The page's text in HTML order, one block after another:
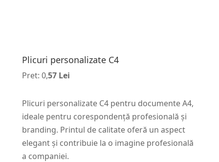
Plicuri personalizate C4
Pret: 0,57 Lei
Plicuri personalizate C4 pentru documente A4,
ideale pentru corespondență profesională și
branding. Printul de calitate oferă un aspect
elegant și contribuie la o imagine profesională
a companiei.